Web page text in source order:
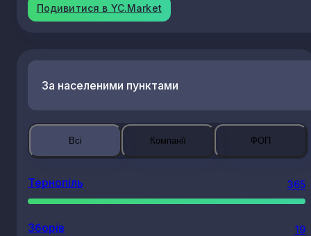
Подивитися в YC.Market
За населеними пунктами
Всі Компанії ФОП
Тернопіль 365
Зборів 19